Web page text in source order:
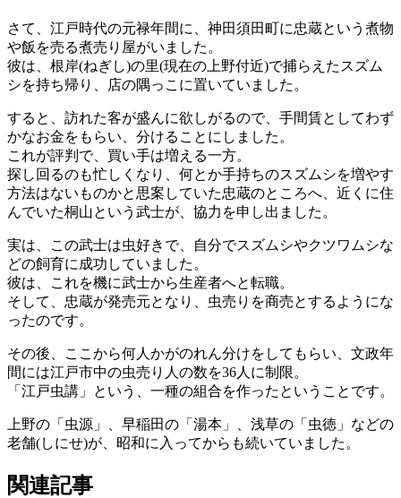
さて、江戸時代の元禄年間に、神田須田町に忠蔵という煮物
や飯を売る煮売り屋がいました。
彼は、根岸(ねぎし)の里(現在の上野付近)で捕らえたスズム
シを持ち帰り、店の隅っこに置いていました。
すると、訪れた客が盛んに欲しがるので、手間賃としてわず
かなお金をもらい、分けることにしました。
これが評判で、買い手は増える一方。
探し回るのも忙しくなり、何とか手持ちのスズムシを増やす
方法はないものかと思案していた忠蔵のところへ、近くに住
んでいた桐山という武士が、協力を申し出ました。
実は、この武士は虫好きで、自分でスズムシやクツワムシな
どの飼育に成功していました。
彼は、これを機に武士から生産者へと転職。
そして、忠蔵が発売元となり、虫売りを商売とするようにな
ったのです。
その後、ここから何人かがのれん分けをしてもらい、文政年
間には江戸市中の虫売り人の数を36人に制限。
「江戸虫講」という、一種の組合を作ったということです。
上野の「虫源」、早稲田の「湯本」、浅草の「虫徳」などの
老舗(しにせ)が、昭和に入ってからも続いていました。
関連記事